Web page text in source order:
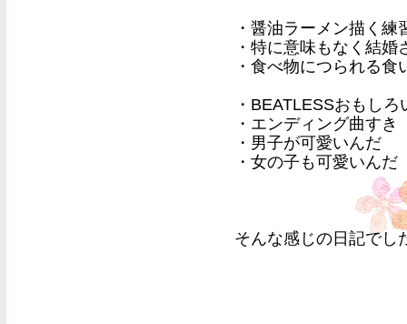
・醤油ラーメン描く練
・特に意味もなく結
・食べ物につられる
・BEATLESSおもしろ
・エンディング曲すき
・男子が可愛いんだ
・女の子も可愛いんだ
そんな感じの日記でし